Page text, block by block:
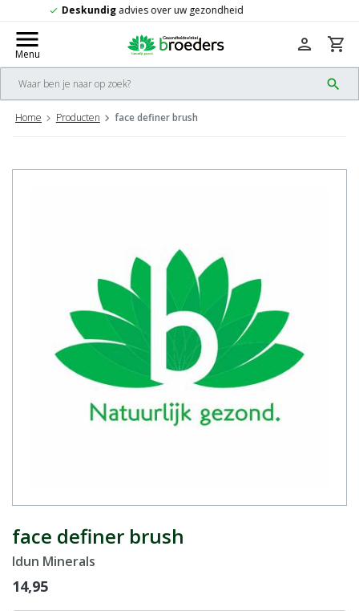
check Gratisverzending vanaf 50,-
menu
Menu
search
person shopping_cart
Home Producten face definer brush
face definer brush
Idun Minerals
14,95